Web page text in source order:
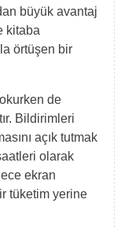
büyük avantaj
kitaba
örtüşen bir
de
Bildirimleri
açık tutmak
olarak
ekran
tüketim yerine